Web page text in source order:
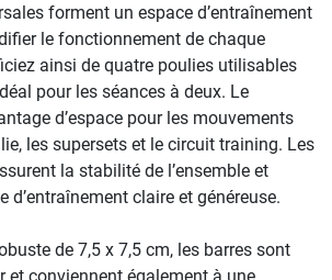
forment un espace d’entraînement
le fonctionnement de chaque
ainsi de quatre poulies utilisables
pour les séances à deux. Le
d’espace pour les mouvements
les supersets et le circuit training. Les
la stabilité de l’ensemble et
d’entraînement claire et généreuse.
de 7,5 x 7,5 cm, les barres sont